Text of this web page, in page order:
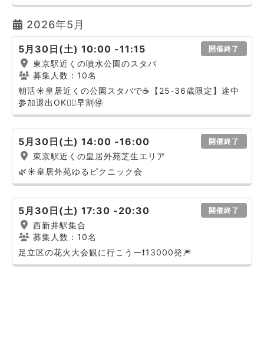
2026年5月
5月30日(土) 10:00 -11:15 開催終了
東京駅近くの噴水公園のスタバ
募集人数：10名
朝活☀️皇居近くの公園スタバで☕️【25-36歳限定】途中
参加退出OK🙆‍♀️早割🉐
5月30日(土) 14:00 -16:00 開催終了
東京駅近くの皇居外苑芝生エリア
🌿☀️皇居外苑ゆるピクニック会
5月30日(土) 17:30 -20:30 開催終了
西新井駅集合
募集人数：10名
足立区の花火大会観に行こうー❗️13000発🎆